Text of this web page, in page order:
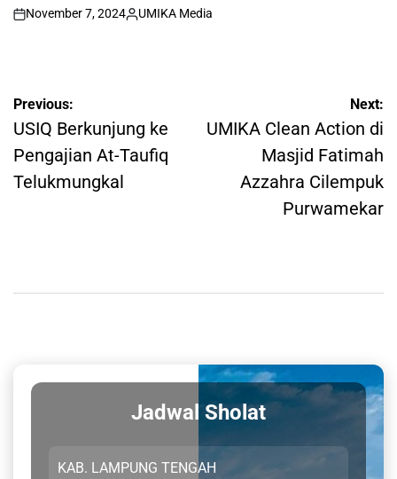
on
November 7, 2024
Posted
UMIKA Media
Post
navigation
Previous:
USIQ Berkunjung ke
Pengajian At-Taufiq
Telukmungkal
Next:
UMIKA Clean Action di
Masjid Fatimah
Azzahra Cilempuk
Purwamekar
Jadwal Sholat